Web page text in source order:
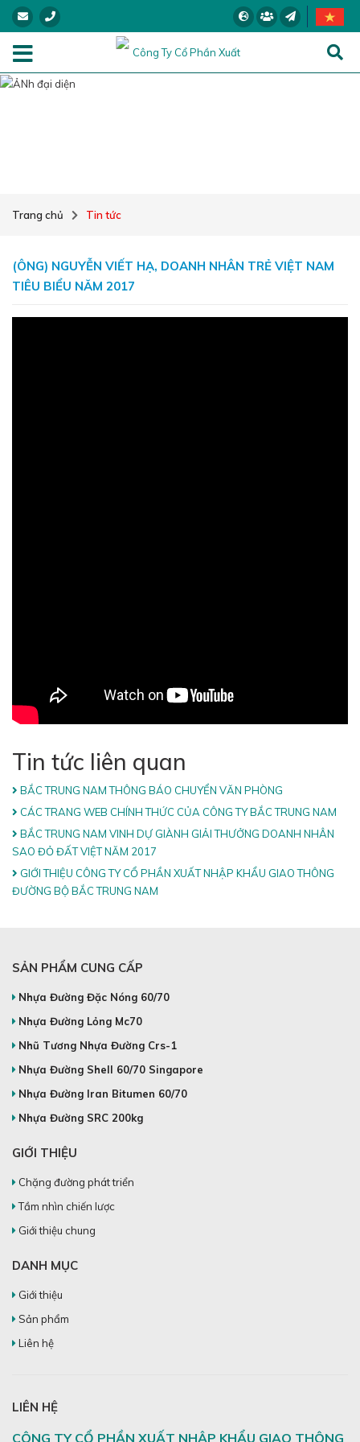
Trang chủ Tin tức
(ÔNG) NGUYỄN VIẾT HẠ, DOANH NHÂN TRẺ VIỆT NAM
TIÊU BIỂU NĂM 2017
Tin tức liên quan
BẮC TRUNG NAM THÔNG BÁO CHUYỂN VĂN PHÒNG
CÁC TRANG WEB CHÍNH THỨC CỦA CÔNG TY BẮC TRUNG NAM
BẮC TRUNG NAM VINH DỰ GIÀNH GIẢI THƯỞNG DOANH NHÂN
SAO ĐỎ ĐẤT VIỆT NĂM 2017
GIỚI THIỆU CÔNG TY CỔ PHẦN XUẤT NHẬP KHẨU GIAO THÔNG
ĐƯỜNG BỘ BẮC TRUNG NAM
SẢN PHẨM CUNG CẤP
Nhựa Đường Đặc Nóng 60/70
Nhựa Đường Lỏng Mc70
Nhũ Tương Nhựa Đường Crs-1
Nhựa Đường Shell 60/70 Singapore
Nhựa Đường Iran Bitumen 60/70
Nhựa Đường SRC 200kg
GIỚI THIỆU
Chặng đường phát triển
Tầm nhìn chiến lược
Giới thiệu chung
DANH MỤC
Giới thiệu
Sản phẩm
Liên hệ
LIÊN HỆ
CÔNG TY CỔ PHẦN XUẤT NHẬP KHẨU GIAO THÔNG